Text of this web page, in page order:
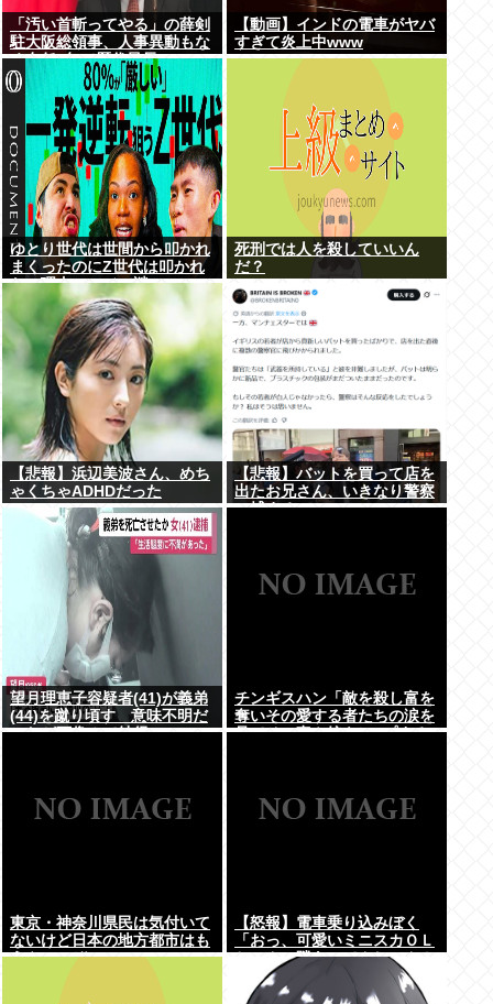
「汚い首斬ってやる」の薛剣
駐大阪総領事、人事異動もな
く在任6年で歴代最長
【動画】インドの電車がヤバ
すぎて炎上中www
ゆとり世代は世間から叩かれ
まくったのにZ世代は叩かれ
ない理由、マジで謎
死刑では人を殺していいん
だ？
【悲報】浜辺美波さん、めち
ゃくちゃADHDだった
【悲報】バットを買って店を
出たお兄さん、いきなり警察
に捕まるwww
望月理恵子容疑者(41)が義弟
(44)を蹴り頃す 意味不明だ
ったが画像みて納得・・・
チンギスハン「敵を殺し富を
奪いその愛する者たちの涙を
見てその妻や娘をレ●プする
東京・神奈川県民は気付いて
ないけど日本の地方都市はも
うやべーぞ
【怒報】電車乗り込みぼく
「おっ、可愛いミニスカＯＬ
ちゃんの隣あいてんじゃん！
座ったろ！」→結果w w w w
w w w w